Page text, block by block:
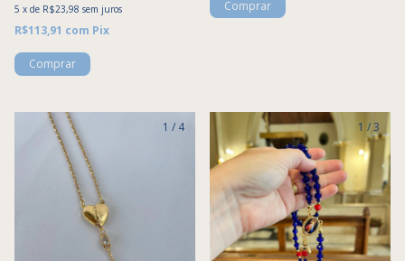
5 x de R$23,98 sem juros
R$113,91 com Pix
Comprar
1 / 4 1 /3